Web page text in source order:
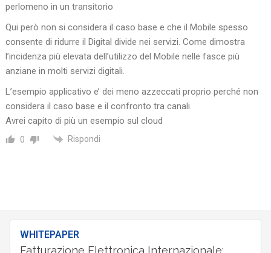
perlomeno in un transitorio
Qui però non si considera il caso base e che il Mobile spesso
consente di ridurre il Digital divide nei servizi. Come dimostra
l’incidenza più elevata dell’utilizzo del Mobile nelle fasce più
anziane in molti servizi digitali.
L’esempio applicativo e’ dei meno azzeccati proprio perché non
considera il caso base e il confronto tra canali.
Avrei capito di più un esempio sul cloud
0 Rispondi
WHITEPAPER
Fatturazione Elettronica Internazionale: